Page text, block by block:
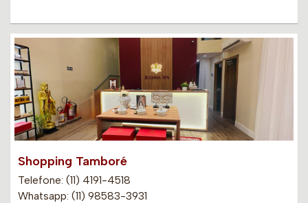
Shopping Tamboré
Telefone: (11) 4191-4518
Whatsapp: (11) 98583-3931